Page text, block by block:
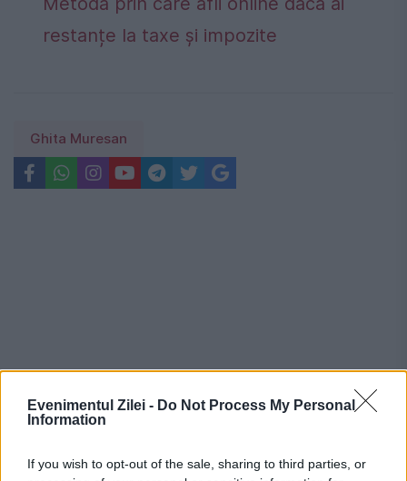
Evenimentul Zilei - Do Not Process My Personal
Information
If you wish to opt-out of the sale, sharing to third parties, or
restanțe la taxe și impozite
Ghita Muresan